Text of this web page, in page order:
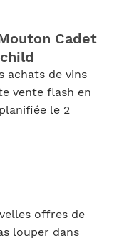
Cadet
achats de vins
vente flash en
le 2
offres de
louper dans